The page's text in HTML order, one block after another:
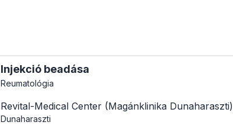
Injekció beadása
Reumatológia
Revital-Medical Center (Magánklinika Dunaharaszti)
Dunaharaszti